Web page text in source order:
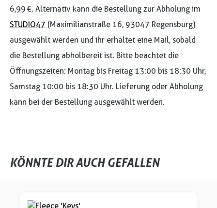
6,99 €. Alternativ kann die Bestellung zur Abholung im
STUDIO47 (Maximilianstraße 16, 93047 Regensburg)
ausgewählt werden und ihr erhaltet eine Mail, sobald
die Bestellung abholbereit ist. Bitte beachtet die
Öffnungszeiten: Montag bis Freitag 13:00 bis 18:30 Uhr,
Samstag 10:00 bis 18:30 Uhr. Lieferung oder Abholung
kann bei der Bestellung ausgewählt werden.
KÖNNTE DIR AUCH GEFALLEN